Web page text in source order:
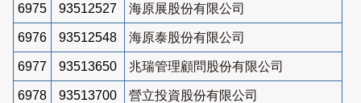
6975 93512527 海原展股份有限公司
6976 93512548 海原泰股份有限公司
6977 93513650 兆瑞管理顧問股份有限公司
6978 93513700 營立投資股份有限公司